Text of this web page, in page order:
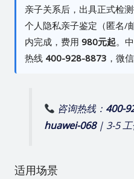
亲子关系后，出具正式检
个人隐私亲子鉴定（匿名/
内完成，费用 980元起。
热线 400-928-8873 ，微信
咨询热线： 400-
huawei-068| 3-5 工
适用场景